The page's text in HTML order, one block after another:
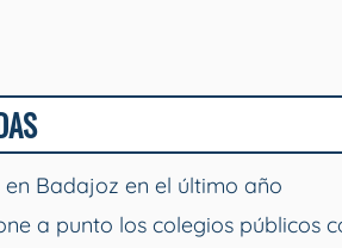
en Badajoz en el último año
a punto los colegios públicos